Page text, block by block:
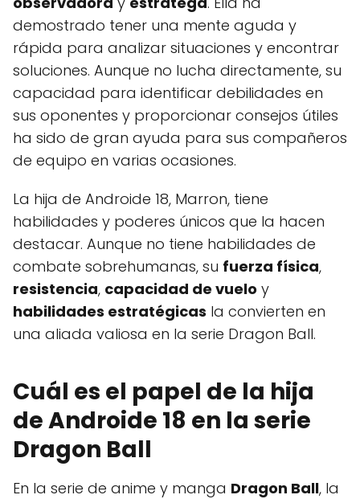
demostrado tener una mente aguda y
rápida para analizar situaciones y encontrar
soluciones. Aunque no lucha directamente, su
capacidad para identificar debilidades en
sus oponentes y proporcionar consejos útiles
ha sido de gran ayuda para sus compañeros
de equipo en varias ocasiones.
La hija de Androide 18, Marron, tiene
habilidades y poderes únicos que la hacen
destacar. Aunque no tiene habilidades de
combate sobrehumanas, su fuerza física,
resistencia, capacidad de vuelo y
habilidades estratégicas la convierten en
una aliada valiosa en la serie Dragon Ball.
Cuál es el papel de la hija
de Androide 18 en la serie
Dragon Ball
En la serie de anime y manga Dragon Ball, la